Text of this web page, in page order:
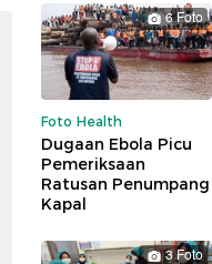
6 Foto
Foto Health
Dugaan Ebola Picu
Pemeriksaan
Ratusan Penumpang
Kapal
3 Foto